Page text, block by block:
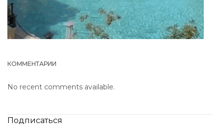
КОММЕНТАРИИ
No recent comments available.
Подписаться